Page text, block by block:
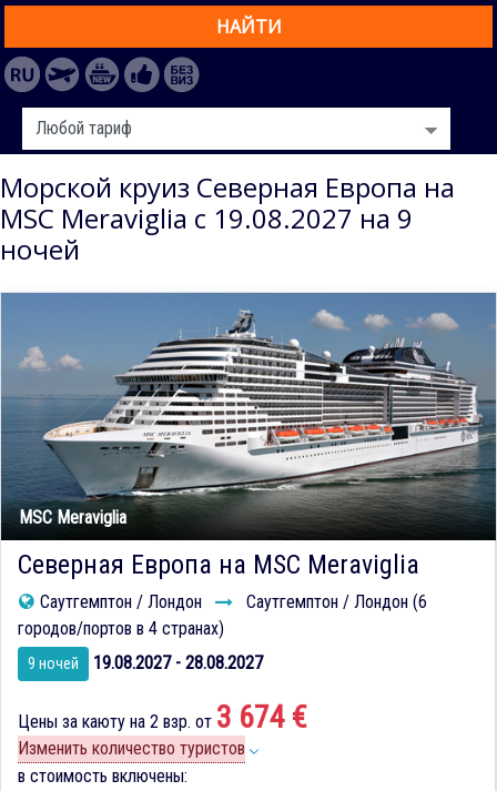
НАЙТИ
Морской круиз Северная Европа на
MSC Meraviglia с 19.08.2027 на 9
ночей
MSC Meraviglia
Северная Европа на MSC Meraviglia
Саутгемптон / Лондон
Саутгемптон / Лондон (6
городов/портов в 4 странах)
9 ночей 19.08.2027 - 28.08.2027
Цены за каюту на 2 взр. от 3 674 €
Изменить количество туристов
в стоимость включены: